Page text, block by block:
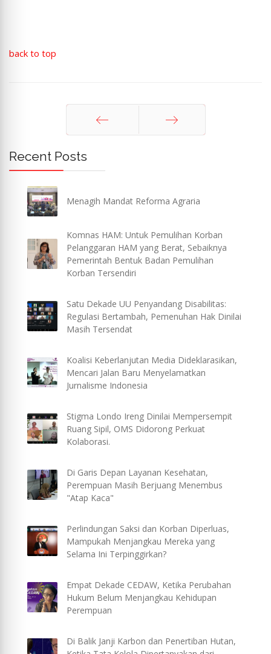
back to top
Recent Posts
Menagih Mandat Reforma Agraria
Komnas HAM: Untuk Pemulihan Korban
Pelanggaran HAM yang Berat, Sebaiknya
Pemerintah Bentuk Badan Pemulihan
Korban Tersendiri
Satu Dekade UU Penyandang Disabilitas:
Regulasi Bertambah, Pemenuhan Hak Dinilai
Masih Tersendat
Koalisi Keberlanjutan Media Dideklarasikan,
Mencari Jalan Baru Menyelamatkan
Jurnalisme Indonesia
Stigma Londo Ireng Dinilai Mempersempit
Ruang Sipil, OMS Didorong Perkuat
Kolaborasi.
Di Garis Depan Layanan Kesehatan,
Perempuan Masih Berjuang Menembus
"Atap Kaca"
Perlindungan Saksi dan Korban Diperluas,
Mampukah Menjangkau Mereka yang
Selama Ini Terpinggirkan?
Empat Dekade CEDAW, Ketika Perubahan
Hukum Belum Menjangkau Kehidupan
Perempuan
Di Balik Janji Karbon dan Penertiban Hutan,